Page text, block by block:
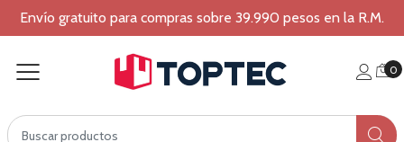
Envío gratuito para compras sobre 39.990 pesos en la R.M.
0